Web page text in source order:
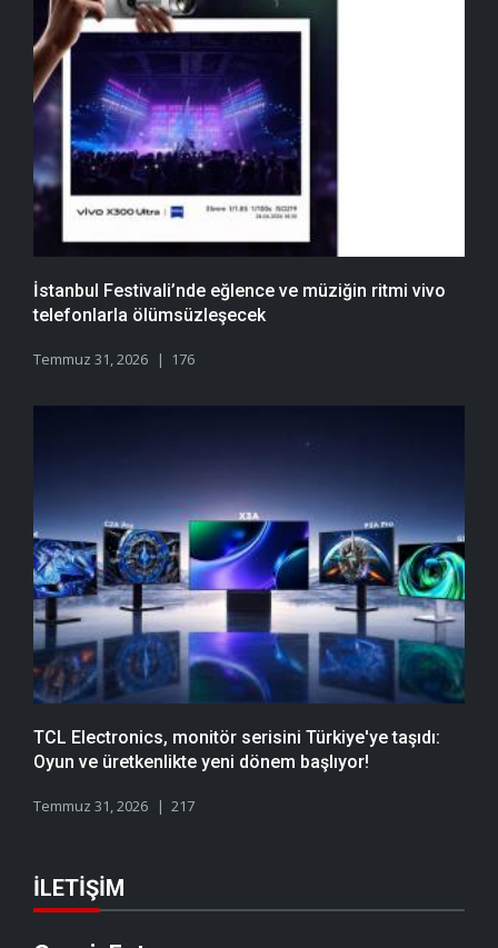
İstanbul Festivali’nde eğlence ve müziğin ritmi vivo
telefonlarla ölümsüzleşecek
Temmuz 31, 2026 176
TCL Electronics, monitör serisini Türkiye'ye taşıdı:
Oyun ve üretkenlikte yeni dönem başlıyor!
Temmuz 31, 2026 217
İLETIŞIM